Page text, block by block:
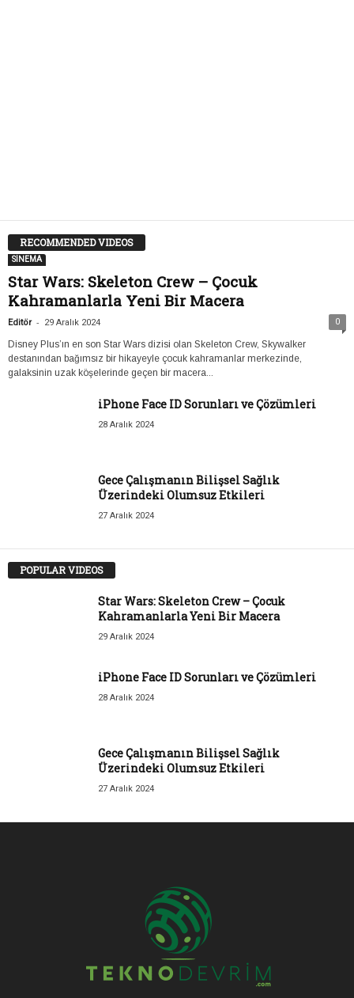
RECOMMENDED VIDEOS
SİNEMA
Star Wars: Skeleton Crew – Çocuk
Kahramanlarla Yeni Bir Macera
Editör - 29 Aralık 2024 0
Disney Plus’ın en son Star Wars dizisi olan Skeleton Crew, Skywalker
destanından bağımsız bir hikayeyle çocuk kahramanlar merkezinde,
galaksinin uzak köşelerinde geçen bir macera...
iPhone Face ID Sorunları ve Çözümleri
28 Aralık 2024
Gece Çalışmanın Bilişsel Sağlık
Üzerindeki Olumsuz Etkileri
27 Aralık 2024
POPULAR VIDEOS
Star Wars: Skeleton Crew – Çocuk
Kahramanlarla Yeni Bir Macera
29 Aralık 2024
iPhone Face ID Sorunları ve Çözümleri
28 Aralık 2024
Gece Çalışmanın Bilişsel Sağlık
Üzerindeki Olumsuz Etkileri
27 Aralık 2024